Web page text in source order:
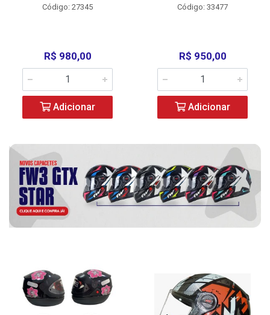
Código: 27345
R$ 980,00
Adicionar
Código: 33477
R$ 950,00
Adicionar